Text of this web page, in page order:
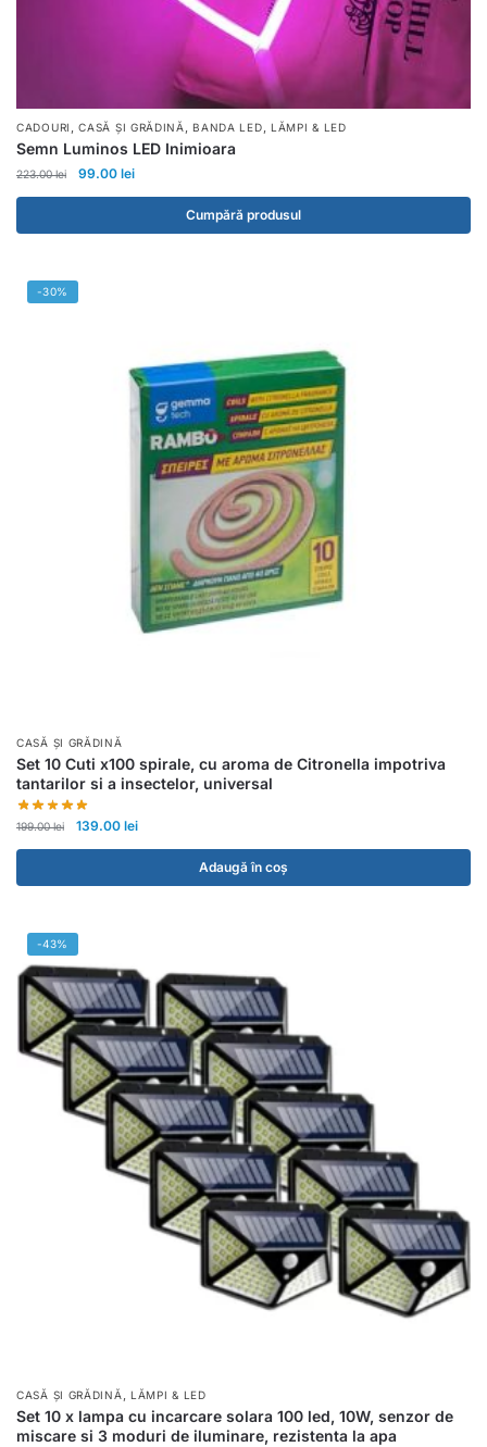
CADOURI ,CASĂ ȘI GRĂDINĂ ,BANDA LED, LĂMPI & LED
Semn Luminos LED Inimioara
223.00lei 99.00 lei
Cumpără produsul
-30%
CASĂ ȘI GRĂDINĂ
Set 10 Cuti x100 spirale, cu aroma de Citronella impotriva
tantarilor si a insectelor, universal
199.00lei 139.00 lei
Adaugă în coș
-43%
CASĂ ȘI GRĂDINĂ , LĂMPI & LED
Set 10 x lampa cu incarcare solara 100 led, 10W, senzor de
miscare si 3 moduri de iluminare, rezistenta la apa